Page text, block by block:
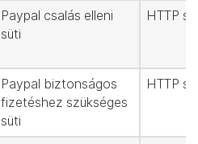
Paypal csalás elleni
süti
HTTP
Paypal biztonságos
fizetéshez szükséges
süti
HTTP